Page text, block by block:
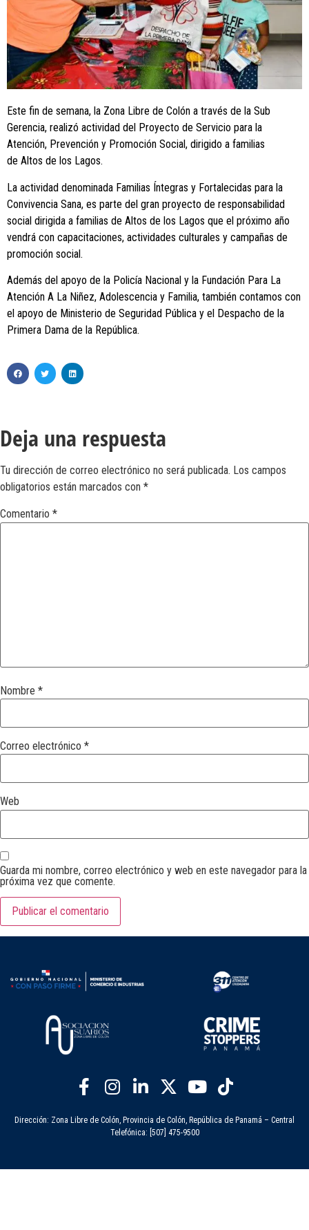
Este fin de semana, la Zona Libre de Colón a través de la Sub
Gerencia, realizó actividad del Proyecto de Servicio para la
Atención, Prevención y Promoción Social, dirigido a familias
de Altos de los Lagos.
La actividad denominada Familias Íntegras y Fortalecidas para la
Convivencia Sana, es parte del gran proyecto de responsabilidad
social dirigida a familias de Altos de los Lagos que el próximo año
vendrá con capacitaciones, actividades culturales y campañas de
promoción social.
Además del apoyo de la Policía Nacional y la Fundación Para La
Atención A La Niñez, Adolescencia y Familia, también contamos con
el apoyo de Ministerio de Seguridad Pública y el Despacho de la
Primera Dama de la República.
Deja una respuesta
Tu dirección de correo electrónico no será publicada. Los campos
obligatorios están marcados con *
Comentario *
Nombre *
Correo electrónico *
Web
Guarda mi nombre, correo electrónico y web en este navegador para la
próxima vez que comente.
Dirección: Zona Libre de Colón, Provincia de Colón, República de Panamá – Central
Telefónica: [507] 475-9500